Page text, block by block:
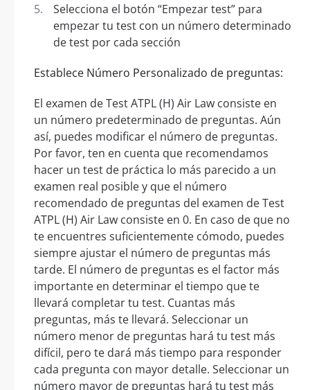
Selecciona el botón “Empezar test” para
empezar tu test con un número determinado
de test por cada sección
Establece Número Personalizado de preguntas:
El examen de Test ATPL (H) Air Law consiste en
un número predeterminado de preguntas. Aún
así, puedes modificar el número de preguntas.
Por favor, ten en cuenta que recomendamos
hacer un test de práctica lo más parecido a un
examen real posible y que el número
recomendado de preguntas del examen de Test
ATPL (H) Air Law consiste en 0. En caso de que no
te encuentres suficientemente cómodo, puedes
siempre ajustar el número de preguntas más
tarde. El número de preguntas es el factor más
importante en determinar el tiempo que te
llevará completar tu test. Cuantas más
preguntas, más te llevará. Seleccionar un
número menor de preguntas hará tu test más
difícil, pero te dará más tiempo para responder
cada pregunta con mayor detalle. Seleccionar un
número mayor de preguntas hará tu test más